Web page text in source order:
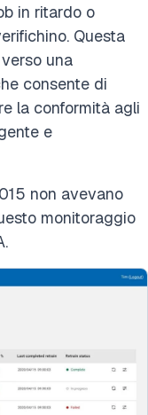
in ritardo o
Questa
una
consente di
la conformità agli
e
non avevano
monitoraggio